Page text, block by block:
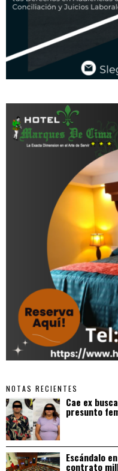
NOTAS RECIENTES
Cae ex
presunto
Escándalo
contrato